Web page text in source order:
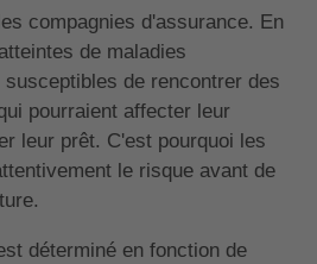
compagnies d'assurance. En
de maladies
de rencontrer des
pourraient affecter leur
leur prêt. C'est pourquoi les
le risque avant de
déterminé en fonction de